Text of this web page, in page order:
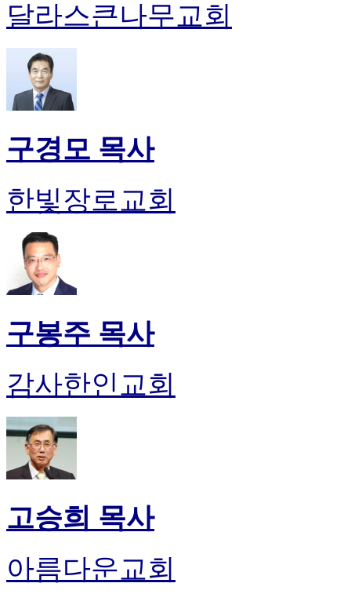
달라스큰나무교회
구경모 목사
한빛장로교회
구봉주 목사
감사한인교회
고승희 목사
아름다운교회